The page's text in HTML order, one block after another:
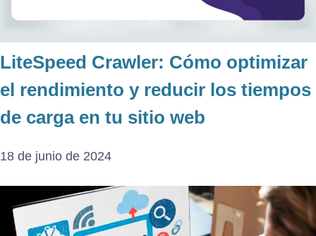
LiteSpeed Crawler: Cómo optimizar
el rendimiento y reducir los tiempos
de carga en tu sitio web
18 de junio de 2024